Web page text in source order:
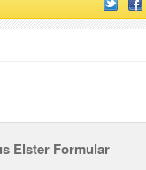
Elster Formular